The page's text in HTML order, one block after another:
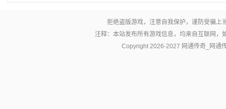
拒绝盗版游戏，注意自我保护，谨防受骗上
注释：本站发布所有游戏信息，均来自互联网
Copyright 2026-2027 网通传奇_网通